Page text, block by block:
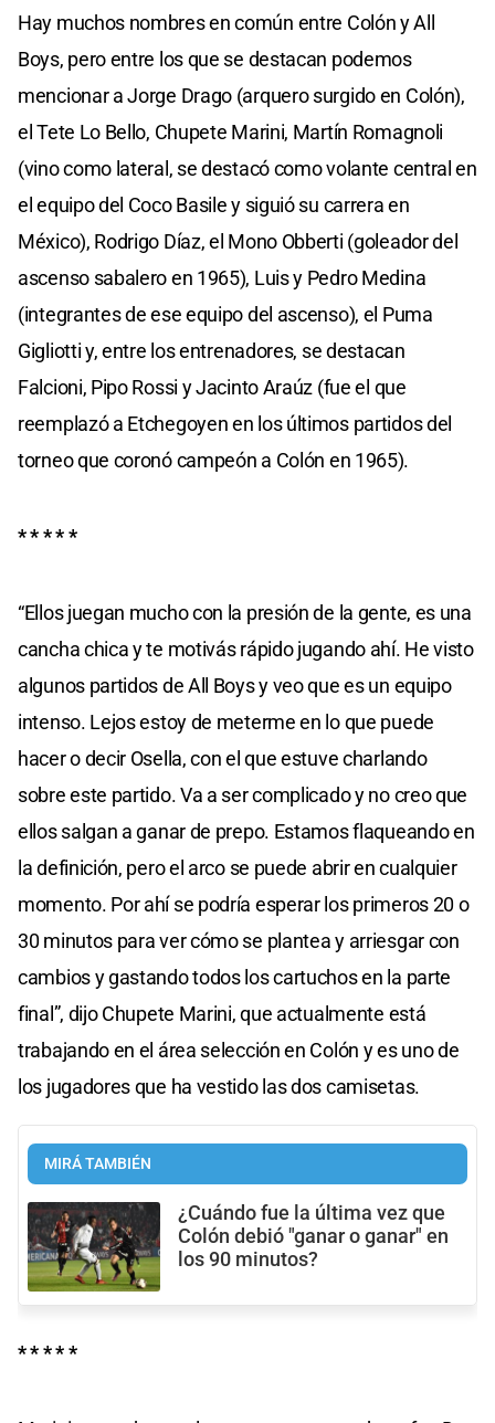
Hay muchos nombres en común entre Colón y All
Boys, pero entre los que se destacan podemos
mencionar a Jorge Drago (arquero surgido en Colón),
el Tete Lo Bello, Chupete Marini, Martín Romagnoli
(vino como lateral, se destacó como volante central en
el equipo del Coco Basile y siguió su carrera en
México), Rodrigo Díaz, el Mono Obberti (goleador del
ascenso sabalero en 1965), Luis y Pedro Medina
(integrantes de ese equipo del ascenso), el Puma
Gigliotti y, entre los entrenadores, se destacan
Falcioni, Pipo Rossi y Jacinto Araúz (fue el que
reemplazó a Etchegoyen en los últimos partidos del
torneo que coronó campeón a Colón en 1965).
* * * * *
“Ellos juegan mucho con la presión de la gente, es una
cancha chica y te motivás rápido jugando ahí. He visto
algunos partidos de All Boys y veo que es un equipo
intenso. Lejos estoy de meterme en lo que puede
hacer o decir Osella, con el que estuve charlando
sobre este partido. Va a ser complicado y no creo que
ellos salgan a ganar de prepo. Estamos flaqueando en
la definición, pero el arco se puede abrir en cualquier
momento. Por ahí se podría esperar los primeros 20 o
30 minutos para ver cómo se plantea y arriesgar con
cambios y gastando todos los cartuchos en la parte
final”, dijo Chupete Marini, que actualmente está
trabajando en el área selección en Colón y es uno de
los jugadores que ha vestido las dos camisetas.
MIRÁ TAMBIÉN
¿Cuándo fue la última vez que
Colón debió "ganar o ganar" en
los 90 minutos?
* * * * *